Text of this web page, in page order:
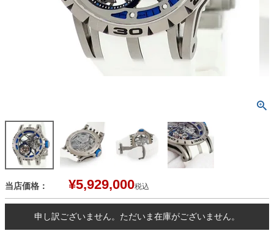
当店価格： ¥5,929,000税込
申し訳ございません。ただいま在庫がございません。